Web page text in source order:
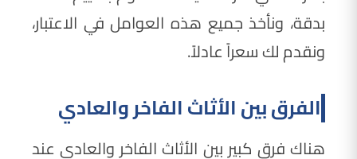
بدقة، ونأخذ جميع هذه العوامل في الاعتبار،
ونقدم لك سعراً عادلاً.
الفرق بين الأثاث الفاخر والعادي
هناك فرق كبير بين الأثاث الفاخر والعادي عند